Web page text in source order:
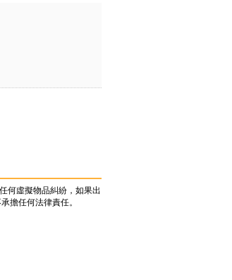
何虛擬物品糾紛，如果出
擔任何法律責任。